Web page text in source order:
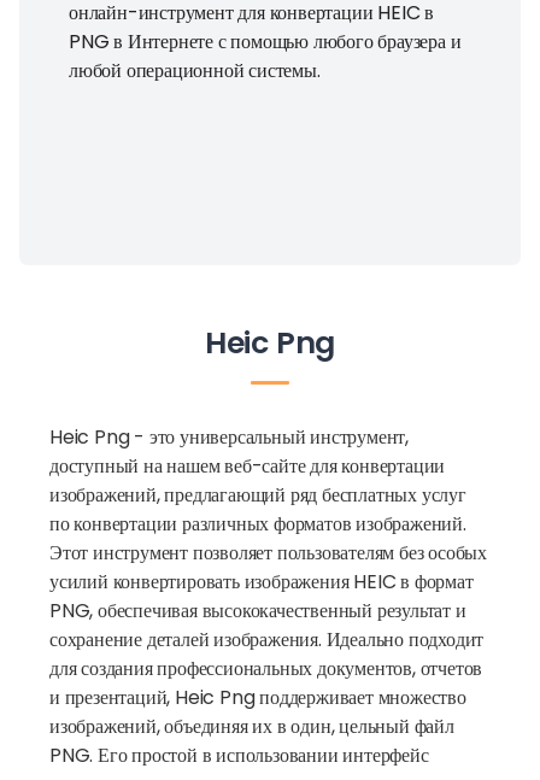
онлайн-инструмент для конвертации HEIC в
PNG в Интернете с помощью любого браузера и
любой операционной системы.
Heic Png
Heic Png - это универсальный инструмент,
доступный на нашем веб-сайте для конвертации
изображений, предлагающий ряд бесплатных услуг
по конвертации различных форматов изображений.
Этот инструмент позволяет пользователям без особых
усилий конвертировать изображения HEIC в формат
PNG, обеспечивая высококачественный результат и
сохранение деталей изображения. Идеально подходит
для создания профессиональных документов, отчетов
и презентаций, Heic Png поддерживает множество
изображений, объединяя их в один, цельный файл
PNG. Его простой в использовании интерфейс